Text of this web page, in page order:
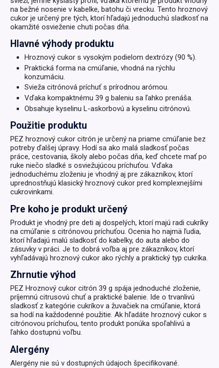
na bežné nosenie v kabelke, batohu či vrecku. Tento hroznový
cukor je určený pre tých, ktorí hľadajú jednoduchú sladkosť na
okamžité osvieženie chuti počas dňa.
Hlavné výhody produktu
Hroznový cukor s vysokým podielom dextrózy (90 %).
Praktická forma na cmúľanie, vhodná na rýchlu
konzumáciu.
Svieža citrónová príchuť s prírodnou arómou.
Vďaka kompaktnému 39 g baleniu sa ľahko prenáša.
Obsahuje kyselinu L-askorbovú a kyselinu citrónovú.
Použitie produktu
PEZ hroznový cukor citrón je určený na priame cmúľanie bez
potreby ďalšej úpravy. Hodí sa ako malá sladkosť počas
práce, cestovania, školy alebo počas dňa, keď chcete mať po
ruke niečo sladké s osviežujúcou príchuťou. Vďaka
jednoduchému zloženiu je vhodný aj pre zákazníkov, ktorí
uprednostňujú klasický hroznový cukor pred komplexnejšími
cukrovinkami.
Pre koho je produkt určený
Produkt je vhodný pre deti aj dospelých, ktorí majú radi cukríky
na cmúľanie s citrónovou príchuťou. Ocenia ho najmä ľudia,
ktorí hľadajú malú sladkosť do kabelky, do auta alebo do
zásuvky v práci. Je to dobrá voľba aj pre zákazníkov, ktorí
vyhľadávajú hroznový cukor ako rýchly a praktický typ cukríka.
Zhrnutie výhod
PEZ Hroznový cukor citrón 39 g spája jednoduché zloženie,
príjemnú citrusovú chuť a praktické balenie. Ide o trvanlivú
sladkosť z kategórie cukríkov a žuvačiek na cmúľanie, ktorá
sa hodí na každodenné použitie. Ak hľadáte hroznový cukor s
citrónovou príchuťou, tento produkt ponúka spoľahlivú a
ľahko dostupnú voľbu.
Alergény
Alergény nie sú v dostupných údajoch špecifikované.